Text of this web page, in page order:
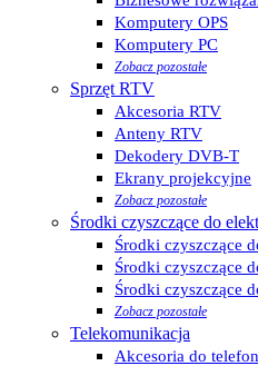
Komputery OPS
Komputery PC
Zobacz pozostałe
Sprzęt RTV
Akcesoria RTV
Anteny RTV
Dekodery DVB-T
Ekrany projekcyjne
Zobacz pozostałe
Środki czyszczące do
Środki czyszczące
Środki czyszczące
Środki czyszczące
Zobacz pozostałe
Telekomunikacja
Akcesoria do